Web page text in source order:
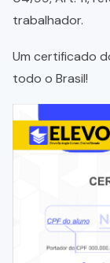
trabalhador.
Um certificado
todo o Brasil!